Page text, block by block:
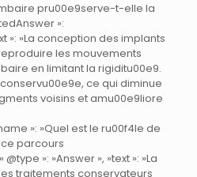
pru00e9serve-t-elle la
»:
»: »La conception des implants
les mouvements
en limitant la rigiditu00e9.
ce qui diminue
voisins et amu00e9liore
»: »Quel est le ru00f4le de
ce parcours
»: »Answer », »text »: »La
traitements conservateurs